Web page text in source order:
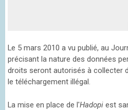
Le 5 mars 2010 a vu publié, au
précisant la nature des données
droits seront autorisés à collecter
le téléchargement illégal.
La mise en place de l'Hadopi est